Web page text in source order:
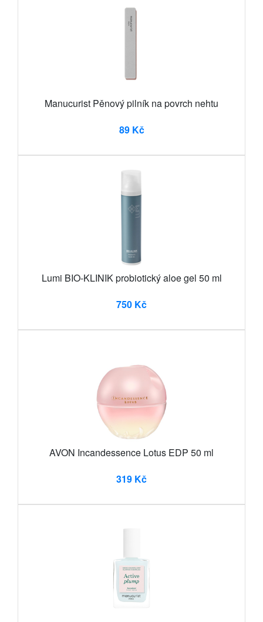
Manucurist Pěnový pilník na povrch nehtu
89 Kč
Lumi BIO-KLINIK probiotický aloe gel 50 ml
750 Kč
AVON Incandessence Lotus EDP 50 ml
319 Kč